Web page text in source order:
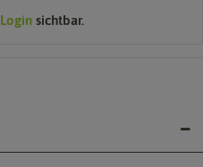
Login sichtbar.